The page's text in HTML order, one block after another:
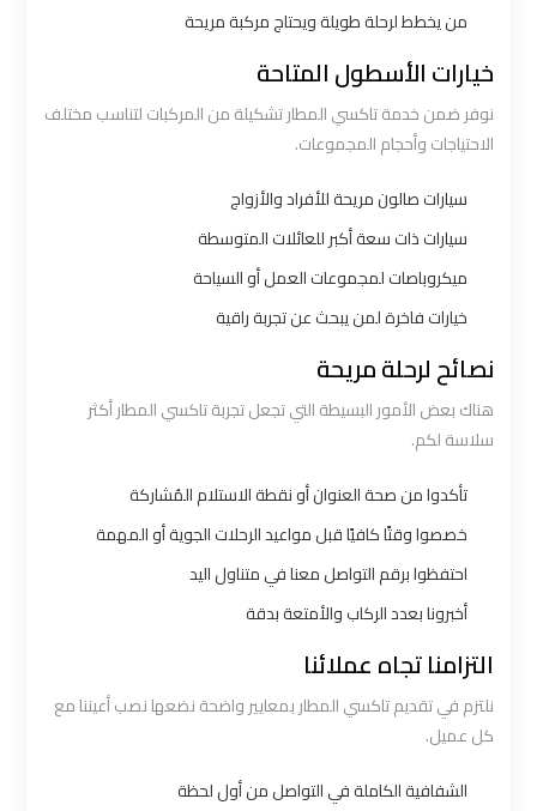
من يخطط لرحلة طويلة ويحتاج مركبة مريحة
خيارات الأسطول المتاحة
نوفر ضمن خدمة تاكسي المطار تشكيلة من المركبات لتناسب مختلف
الاحتياجات وأحجام المجموعات.
سيارات صالون مريحة للأفراد والأزواج
سيارات ذات سعة أكبر للعائلات المتوسطة
ميكروباصات لمجموعات العمل أو السياحة
خيارات فاخرة لمن يبحث عن تجربة راقية
نصائح لرحلة مريحة
هناك بعض الأمور البسيطة التي تجعل تجربة تاكسي المطار أكثر
سلاسة لكم.
تأكدوا من صحة العنوان أو نقطة الاستلام المُشاركة
خصصوا وقتًا كافيًا قبل مواعيد الرحلات الجوية أو المهمة
احتفظوا برقم التواصل معنا في متناول اليد
أخبرونا بعدد الركاب والأمتعة بدقة
التزامنا تجاه عملائنا
نلتزم في تقديم تاكسي المطار بمعايير واضحة نضعها نصب أعيننا مع
كل عميل.
الشفافية الكاملة في التواصل من أول لحظة
مطروح
ليموزين
الاسكندرية
ليموزين
القاهرة
القاهرة